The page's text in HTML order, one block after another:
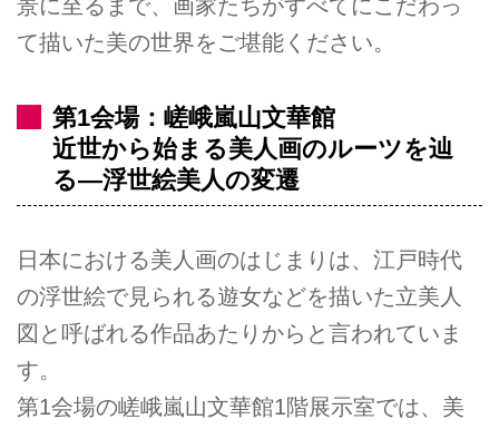
景に至るまで、画家たちがすべてにこだわっ
て描いた美の世界をご堪能ください。
第1会場：嵯峨嵐山文華館
近世から始まる美人画のルーツを辿
る—浮世絵美人の変遷
日本における美人画のはじまりは、江戸時代
の浮世絵で見られる遊女などを描いた立美人
図と呼ばれる作品あたりからと言われていま
す。
第1会場の嵯峨嵐山文華館1階展示室では、美